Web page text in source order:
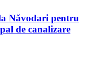
Năvodari pentru
de canalizare